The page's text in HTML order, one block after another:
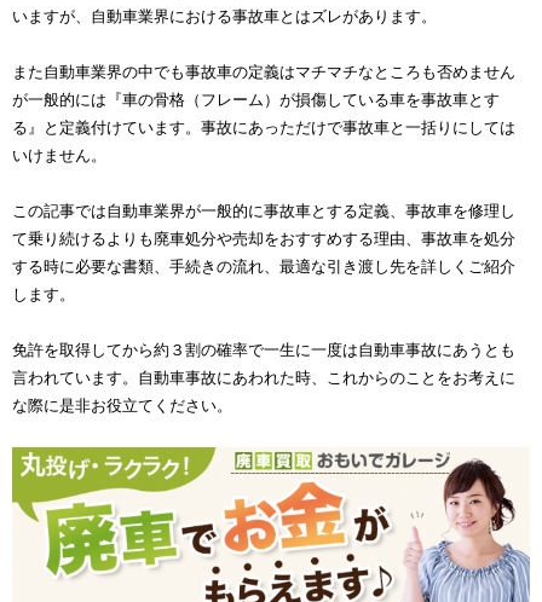
いますが、自動車業界における事故車とはズレがあります。
また自動車業界の中でも事故車の定義はマチマチなところも否めません
が一般的には『車の骨格（フレーム）が損傷している車を事故車とす
る』と定義付けています。事故にあっただけで事故車と一括りにしては
いけません。
この記事では自動車業界が一般的に事故車とする定義、事故車を修理し
て乗り続けるよりも廃車処分や売却をおすすめする理由、事故車を処分
する時に必要な書類、手続きの流れ、最適な引き渡し先を詳しくご紹介
します。
免許を取得してから約３割の確率で一生に一度は自動車事故にあうとも
言われています。自動車事故にあわれた時、これからのことをお考えに
な際に是非お役立てください。